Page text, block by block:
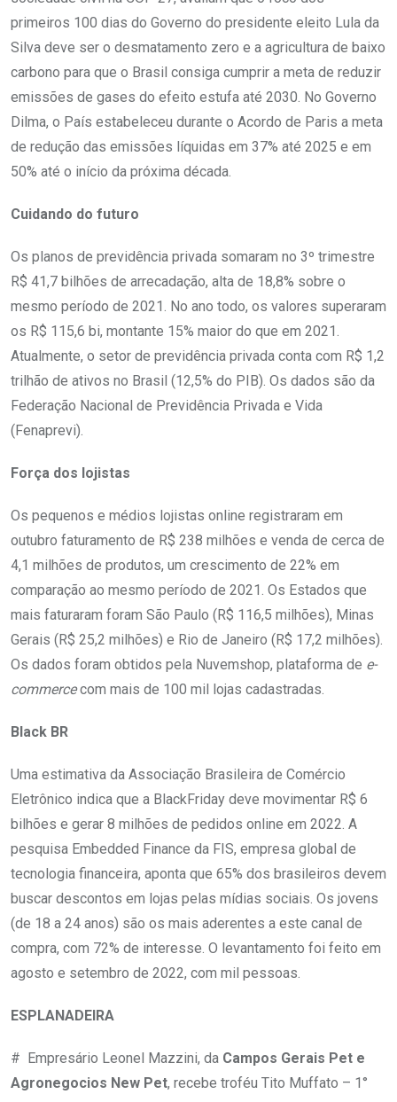
primeiros 100 dias do Governo do presidente eleito Lula da
Silva deve ser o desmatamento zero e a agricultura de baixo
carbono para que o Brasil consiga cumprir a meta de reduzir
emissões de gases do efeito estufa até 2030. No Governo
Dilma, o País estabeleceu durante o Acordo de Paris a meta
de redução das emissões líquidas em 37% até 2025 e em
50% até o início da próxima década.
Cuidando do futuro
Os planos de previdência privada somaram no 3º trimestre
R$ 41,7 bilhões de arrecadação, alta de 18,8% sobre o
mesmo período de 2021. No ano todo, os valores superaram
os R$ 115,6 bi, montante 15% maior do que em 2021.
Atualmente, o setor de previdência privada conta com R$ 1,2
trilhão de ativos no Brasil (12,5% do PIB). Os dados são da
Federação Nacional de Previdência Privada e Vida
(Fenaprevi).
Força dos lojistas
Os pequenos e médios lojistas online registraram em
outubro faturamento de R$ 238 milhões e venda de cerca de
4,1 milhões de produtos, um crescimento de 22% em
comparação ao mesmo período de 2021. Os Estados que
mais faturaram foram São Paulo (R$ 116,5 milhões), Minas
Gerais (R$ 25,2 milhões) e Rio de Janeiro (R$ 17,2 milhões).
Os dados foram obtidos pela Nuvemshop, plataforma de e-
commercecom mais de 100 mil lojas cadastradas.
Black BR
Uma estimativa da Associação Brasileira de Comércio
Eletrônico indica que a BlackFriday deve movimentar R$ 6
bilhões e gerar 8 milhões de pedidos online em 2022. A
pesquisa Embedded Finance da FIS, empresa global de
tecnologia financeira, aponta que 65% dos brasileiros devem
buscar descontos em lojas pelas mídias sociais. Os jovens
(de 18 a 24 anos) são os mais aderentes a este canal de
compra, com 72% de interesse. O levantamento foi feito em
agosto e setembro de 2022, com mil pessoas.
ESPLANADEIRA
# Empresário Leonel Mazzini, da Campos Gerais Pet e
Agronegocios New Pet, recebe troféu Tito Muffato – 1°